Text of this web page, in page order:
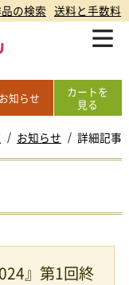
の検索 送料と手数料
お知らせ
カートを
見る
お知らせ 詳細記事
』第1回終